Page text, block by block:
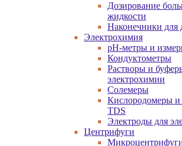
Дозирование
жидкости
Наконечники для
Электрохимия
pH-метры и
Кондуктометры
Растворы и
электрохимии
Солемеры
Кислородомеры и
TDS
Электроды для
Центрифуги